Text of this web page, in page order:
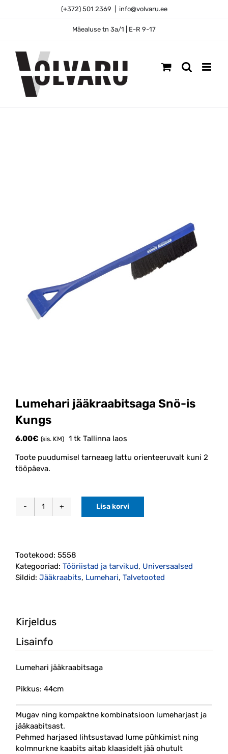
(+372) 501 2369 info@volvaru.ee
Mäealuse tn 3a/1 | E-R 9-17
Lumehari jääkraabitsaga Snö-is
Kungs
6.00€ (sis. KM) 1 tk Tallinna laos
Toote puudumisel tarneaeg lattu orienteeruvalt kuni 2
tööpäeva.
Lumehari
Kungs
kogus
Lisa korvi
Tootekood: 5558
Kategooriad: Tööriistad ja tarvikud, Universaalsed
Sildid: Jääkraabits, Lumehari, Talvetooted
Kirjeldus
Lisainfo
Lumehari jääkraabitsaga
Pikkus: 44cm
Mugav ning kompaktne kombinatsioon lumeharjast ja
jääkaabitsast.
Pehmed harjased lihtsustavad lume pühkimist ning
kolmnurkne kaabits aitab klaasidelt jää ohutult